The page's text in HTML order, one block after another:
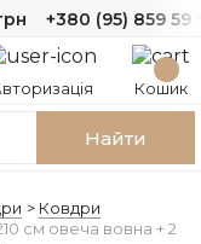
+380 (95) 859 59
Кошик
Найти
Ковдри
см овеча вовна + 2